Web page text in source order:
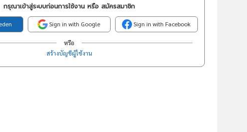
กรุณาเข้าสู่ระบบก่อนการใช้งาน หรือ สมัครสมาชิก
Sign in with Google Sign in with Facebook
หรือ
สร้างบัญชีผู้ใช้งาน